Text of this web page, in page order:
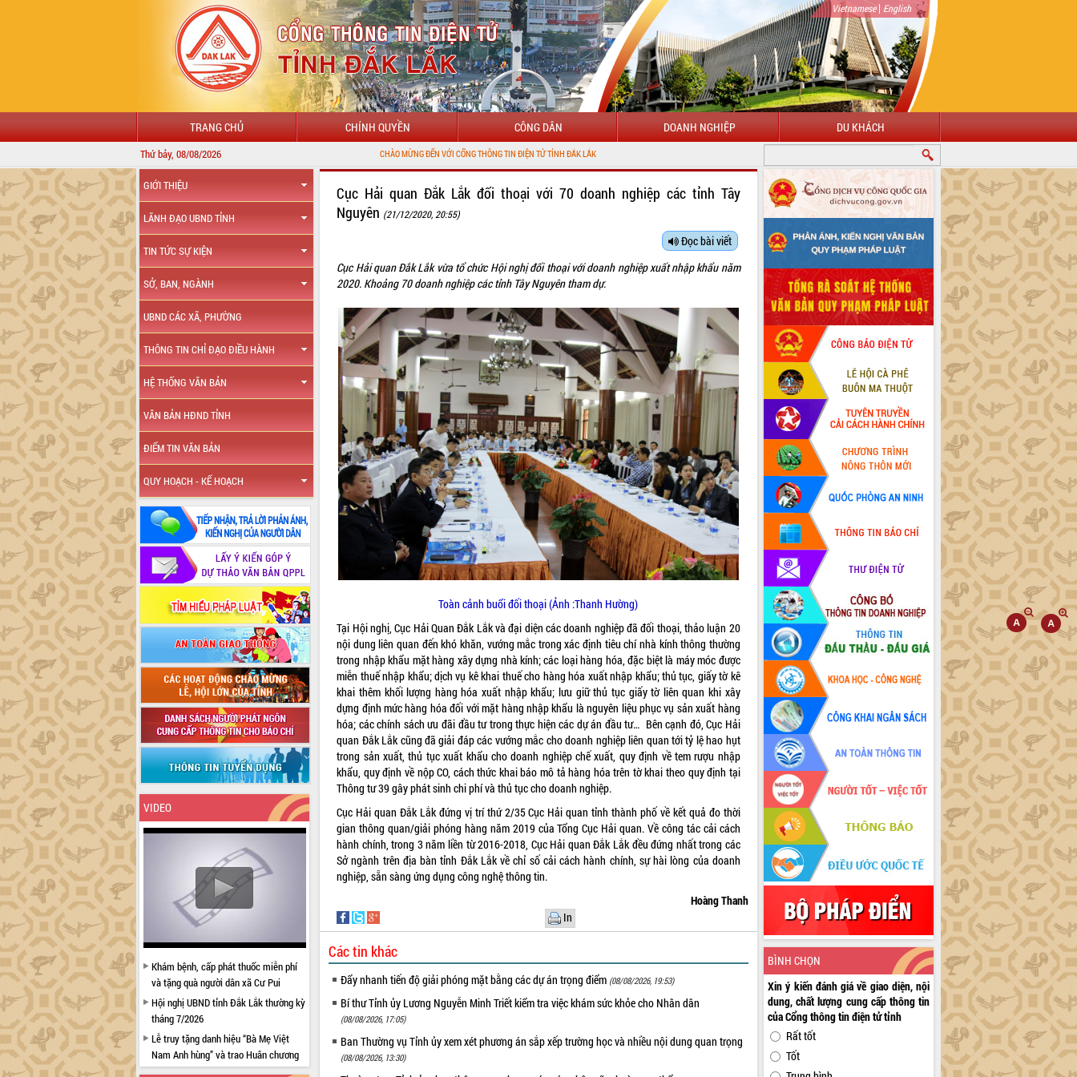
Vietnamese| English
TRANG CHỦ CHÍNH QUYỀN CÔNG DÂN DOANH NGHIỆP DU KHÁCH
Thứ bảy, 08/08/2026 CHÀO MỪNG ĐẾN VỚI CỔNG THÔNG TIN ĐIỆN TỬ TỈNH ĐẮK LẮK
GIỚI THIỆU
LÃNH ĐẠO UBND TỈNH
TIN TỨC SỰ KIỆN
SỞ, BAN, NGÀNH
UBND CÁC XÃ, PHƯỜNG
THÔNG TIN CHỈ ĐẠO ĐIỀU HÀNH
HỆ THỐNG VĂN BẢN
VĂN BẢN HĐND TỈNH
ĐIỂM TIN VĂN BẢN
QUY HOẠCH - KẾ HOẠCH
VIDEO
Khám bệnh, cấp phát thuốc miễn phí
và tặng quà người dân xã Cư Pui
Hội nghị UBND tỉnh Đắk Lắk thường kỳ
tháng 7/2026
Lễ truy tặng danh hiệu “Bà Mẹ Việt
Nam Anh hùng” và trao Huân chương
Lao động
Cục Hải quan Đắk Lắk đối thoại với 70 doanh nghiệp các tỉnh Tây
Nguyên (21/12/2020, 20:55)
Đọc bài viết
Cục Hải quan Đắk Lắk vừa tổ chức Hội nghị đối thoại với doanh nghiệp xuất nhập khẩu năm
2020. Khoảng 70 doanh nghiệp các tỉnh Tây Nguyên tham dự.
Toàn cảnh buổi đối thoại (Ảnh :Thanh Hường)
Tại Hội nghị, Cục Hải Quan Đắk Lắk và đại diện các doanh nghiệp đã đối thoại, thảo luận 20
nội dung liên quan đến khó khăn, vướng mắc trong xác định tiêu chí nhà kính thông thường
trong nhập khẩu mặt hàng xây dựng nhà kính; các loại hàng hóa, đặc biệt là máy móc được
miễn thuế nhập khẩu; dịch vụ kê khai thuế cho hàng hóa xuất nhập khẩu; thủ tục, giấy tờ kê
khai thêm khối lượng hàng hóa xuất nhập khẩu; lưu giữ thủ tục giấy tờ liên quan khi xây
dựng định mức hàng hóa đối với mặt hàng nhập khẩu là nguyên liệu phục vụ sản xuất hàng
hóa; các chính sách ưu đãi đầu tư trong thực hiện các dự án đầu tư… Bên cạnh đó, Cục Hải
quan Đắk Lắk cũng đã giải đáp các vướng mắc cho doanh nghiệp liên quan tới tỷ lệ hao hụt
trong sản xuất, thủ tục xuất khẩu cho doanh nghiệp chế xuất, quy định về tem rượu nhập
khẩu, quy định về nộp CO, cách thức khai báo mô tả hàng hóa trên tờ khai theo quy định tại
Thông tư 39 gây phát sinh chi phí và thủ tục cho doanh nghiệp.
Cục Hải quan Đắk Lắk đứng vị trí thứ 2/35 Cục Hải quan tỉnh thành phố về kết quả đo thời
gian thông quan/giải phóng hàng năm 2019 của Tổng Cục Hải quan. Về công tác cải cách
hành chính, trong 3 năm liền từ 2016-2018, Cục Hải quan Đắk Lắk đều đứng nhất trong các
Sở ngành trên địa bàn tỉnh Đắk Lắk về chỉ số cải cách hành chính, sự hài lòng của doanh
nghiệp, sẵn sàng ứng dụng công nghệ thông tin.
Hoàng Thanh
In
Các tin khác
Đẩy nhanh tiến độ giải phóng mặt bằng các dự án trọng điểm (08/08/2026, 19:53)
Bí thư Tỉnh ủy Lương Nguyễn Minh Triết kiểm tra việc khám sức khỏe cho Nhân dân
(08/08/2026, 17:05)
Ban Thường vụ Tỉnh ủy xem xét phương án sắp xếp trường học và nhiều nội dung quan trọng
(08/08/2026, 13:30)
BÌNH CHỌN
Xin ý kiến đánh giá về giao diện, nội
dung, chất lượng cung cấp thông tin
của Cổng thông tin điện tử tỉnh
Rất tốt
Tốt